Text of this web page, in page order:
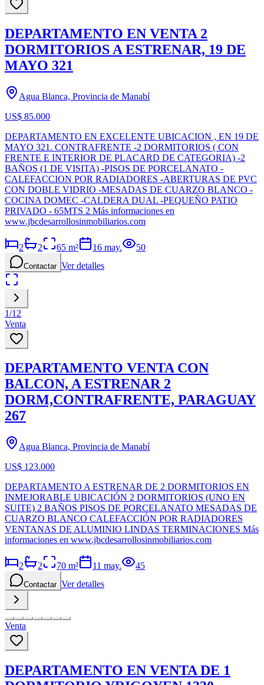
DEPARTAMENTO EN VENTA 2
DORMITORIOS A ESTRENAR, 19 DE
MAYO 321
Agua Blanca, Provincia de Manabí
US$ 85.000
DEPARTAMENTO EN EXCELENTE UBICACION , EN 19 DE
MAYO 321. CONTRAFRENTE -2 DORMITORIOS ( CON
FRENTE E INTERIOR DE PLACARD DE CATEGORIA) -2
BAÑOS (1 DE VISITA) -PISOS DE PORCELANATO -
CALEFACCION POR RADIADORES -ABERTURAS DE PVC
CON DOBLE VIDRIO -MESADAS DE CUARZO BLANCO -
COCINA DOMEC -CALDERA DUAL -PEQUEÑO PATIO
PRIVADO - 65MTS 2 Más informaciones en
www.jbcdesarrollosinmobiliarios.com
2 2 65 m² 16 may. 50
Contactar Ver detalles
1/12
Venta
DEPARTAMENTO VENTA CON
BALCON, A ESTRENAR 2
DORM,CONTRAFRENTE, PARAGUAY
267
Agua Blanca, Provincia de Manabí
US$ 123.000
DEPARTAMENTO A ESTRENAR DE 2 DORMITORIOS EN
INMEJORABLE UBICACIÓN 2 DORMITORIOS (UNO EN
SUITE) 2 BAÑOS PISOS DE PORCELANATO MESADAS DE
CUARZO BLANCO CALEFACCIÓN POR RADIADORES
VENTANAS DE ALUMINIO LINDAS TERMINACIONES Más
informaciones en www.jbcdesarrollosinmobiliarios.com
2 2 70 m² 11 may. 45
Contactar Ver detalles
Venta
DEPARTAMENTO EN VENTA DE 1